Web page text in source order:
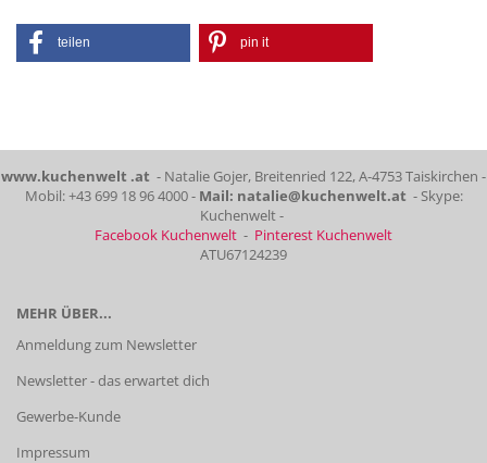
teilen pin it
www.kuchenwelt .at - Natalie Gojer, Breitenried 122, A-4753 Taiskirchen -
Mobil: +43 699 18 96 4000 - Mail: natalie@kuchenwelt.at - Skype:
Kuchenwelt -
Facebook Kuchenwelt - Pinterest Kuchenwelt
ATU67124239
MEHR ÜBER...
Anmeldung zum Newsletter
Newsletter - das erwartet dich
Gewerbe-Kunde
Impressum